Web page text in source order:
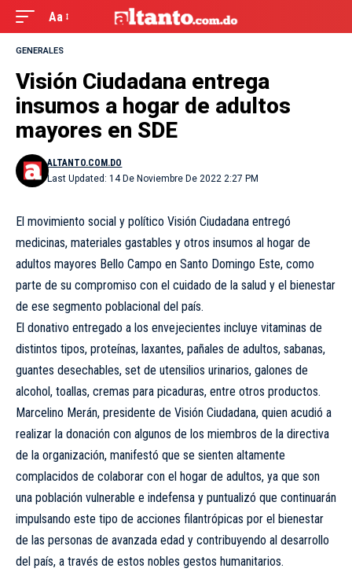
Aa
GENERALES
Visión Ciudadana entrega
insumos a hogar de adultos
mayores en SDE
Last Updated: 14 De Noviembre De 2022 2:27 PM
ALTANTO.COM.DO
El movimiento social y político Visión Ciudadana entregó
medicinas, materiales gastables y otros insumos al hogar de
adultos mayores Bello Campo en Santo Domingo Este, como
parte de su compromiso con el cuidado de la salud y el bienestar
de ese segmento poblacional del país.
El donativo entregado a los envejecientes incluye vitaminas de
distintos tipos, proteínas, laxantes, pañales de adultos, sabanas,
guantes desechables, set de utensilios urinarios, galones de
alcohol, toallas, cremas para picaduras, entre otros productos.
Marcelino Merán, presidente de Visión Ciudadana, quien acudió a
realizar la donación con algunos de los miembros de la directiva
de la organización, manifestó que se sienten altamente
complacidos de colaborar con el hogar de adultos, ya que son
una población vulnerable e indefensa y puntualizó que continuarán
impulsando este tipo de acciones filantrópicas por el bienestar
de las personas de avanzada edad y contribuyendo al desarrollo
del país, a través de estos nobles gestos humanitarios.